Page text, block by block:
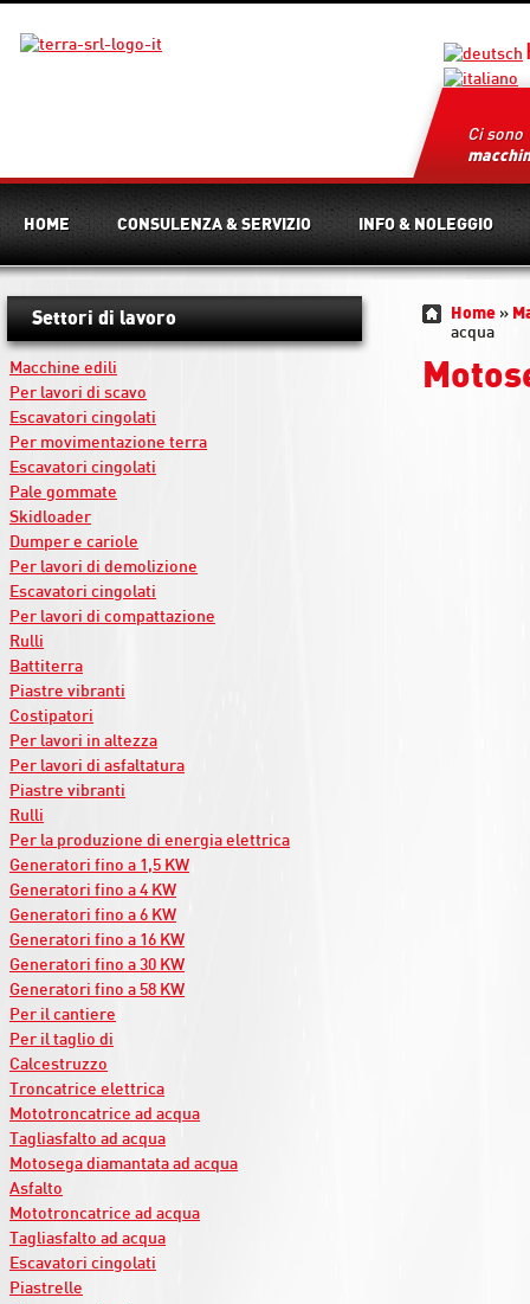
Ci sono
HOME CONSULENZA & SERVIZIO INFO & NOLEGGIO
Settori di lavoro
Macchine edili
Per lavori di scavo
Escavatori cingolati
Per movimentazione terra
Escavatori cingolati
Pale gommate
Skidloader
Dumper e cariole
Per lavori di demolizione
Escavatori cingolati
Per lavori di compattazione
Rulli
Battiterra
Piastre vibranti
Costipatori
Per lavori in altezza
Per lavori di asfaltatura
Piastre vibranti
Rulli
Per la produzione di energia elettrica
Generatori fino a 1,5 KW
Generatori fino a 4 KW
Generatori fino a 6 KW
Generatori fino a 16 KW
Generatori fino a 30 KW
Generatori fino a 58 KW
Per il cantiere
Per il taglio di
Calcestruzzo
Troncatrice elettrica
Mototroncatrice ad acqua
Tagliasfalto ad acqua
Motosega diamantata ad acqua
Asfalto
Mototroncatrice ad acqua
Tagliasfalto ad acqua
Escavatori cingolati
Piastrelle
Home »
acqua